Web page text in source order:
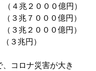
４兆２０００億円）
３兆７０００億円）
３兆２０００億円）
３兆円）
コロナ災害が大き